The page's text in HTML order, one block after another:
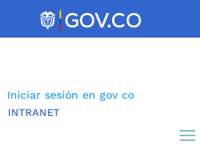
Iniciar sesión en gov co
INTRANET